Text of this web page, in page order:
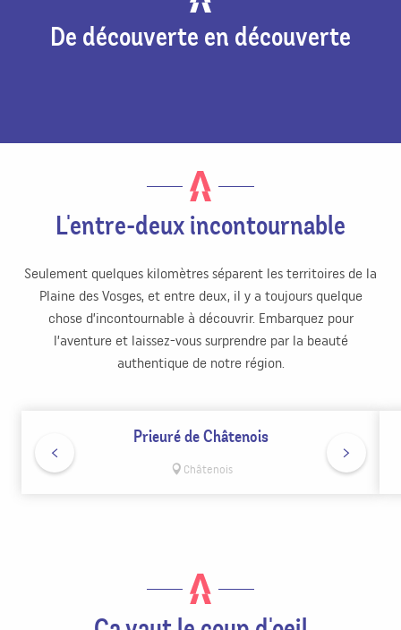
De découverte en découverte
L'entre-deux incontournable
Seulement quelques kilomètres séparent les territoires de la
Plaine des Vosges, et entre deux, il y a toujours quelque
chose d’incontournable à découvrir. Embarquez pour
l’aventure et laissez-vous surprendre par la beauté
authentique de notre région.
Prieuré de Châtenois
Châtenois